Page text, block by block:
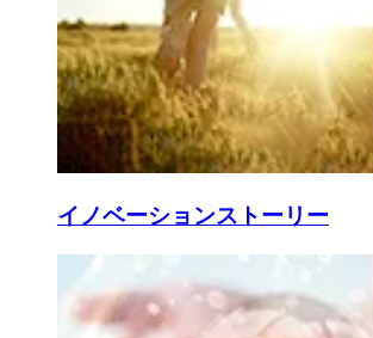
イノベーションストーリー